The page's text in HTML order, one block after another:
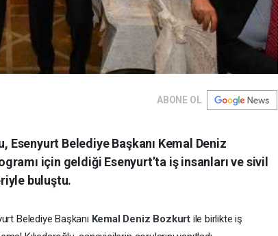
ABONE OL
Esenyurt Belediye Başkanı Kemal Deniz
için geldiği Esenyurt’ta iş insanları ve sivil
buluştu.
Belediye Başkanı Kemal Deniz Bozkurt ile birlikte iş